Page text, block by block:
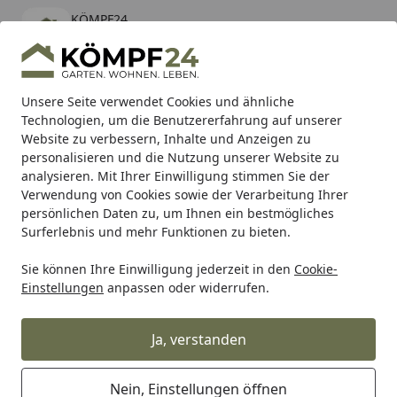
Unsere Seite verwendet Cookies und ähnliche
Technologien, um die Benutzererfahrung auf unserer
Website zu verbessern, Inhalte und Anzeigen zu
personalisieren und die Nutzung unserer Website zu
analysieren. Mit Ihrer Einwilligung stimmen Sie der
Verwendung von Cookies sowie der Verarbeitung Ihrer
persönlichen Daten zu, um Ihnen ein bestmögliches
Surferlebnis und mehr Funktionen zu bieten.
Sie können Ihre Einwilligung jederzeit in den Cookie-
Einstellungen anpassen oder widerrufen.
Ja, verstanden
Nein, Einstellungen öffnen
KÖMPF24
kostenlos - Im App Store
Hotline
Alle Produkte
Mein Konto
Suchen
Karibu Pools inkl. gratis Sandfilteranlage & Pool-
Starterset (Gesamtwert bis 468,99€)
Startseite
Grill Grillzubehör nach Marken Zubehör von Weber
Weber Deluxe Tranchierbesteck-Set